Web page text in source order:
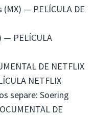
— PELÍCULA DE
— PELÍCULA
DE NETFLIX
NETFLIX
separe: Soering
DE